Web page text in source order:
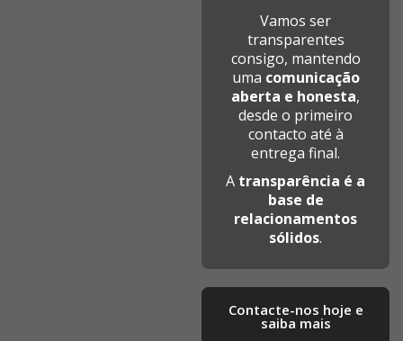
Vamos ser
transparentes
consigo, mantendo
uma comunicação
aberta e honesta,
desde o primeiro
contacto até à
entrega final.
A transparência é a
base de
relacionamentos
sólidos.
Contacte-nos hoje e
saiba mais​